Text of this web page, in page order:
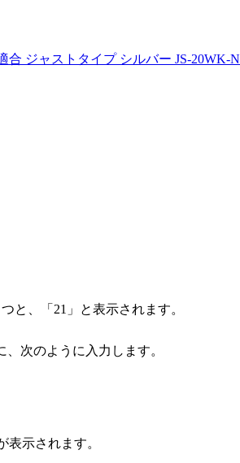
ジャストタイプ シルバー JS-20WK-N
と、「21」と表示されます。
次のように入力します。
表示されます。